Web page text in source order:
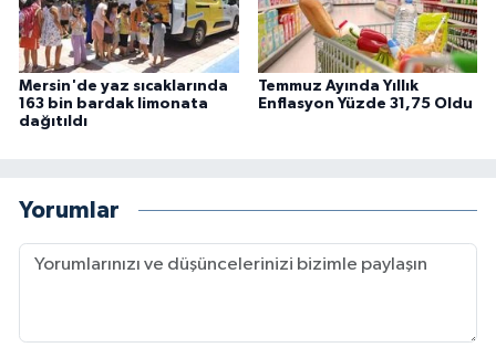
Mersin'de yaz sıcaklarında
163 bin bardak limonata
dağıtıldı
Temmuz Ayında Yıllık
Enflasyon Yüzde 31,75 Oldu
Yorumlar